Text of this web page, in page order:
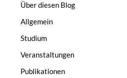
Über diesen Blog
Allgemein
Studium
Veranstaltungen
Publikationen